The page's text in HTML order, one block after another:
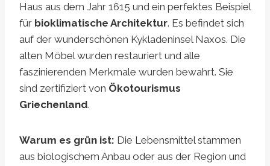
Haus aus dem Jahr 1615 und ein perfektes Beispiel
für bioklimatische Architektur. Es befindet sich
auf der wunderschönen Kykladeninsel Naxos. Die
alten Möbel wurden restauriert und alle
faszinierenden Merkmale wurden bewahrt. Sie
sind zertifiziert von Ökotourismus
Griechenland.
Warum es grün ist: Die Lebensmittel stammen
aus biologischem Anbau oder aus der Region und